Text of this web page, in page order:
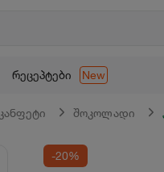
რეცეპტები New
კანფეტი შოკოლადი
-20%